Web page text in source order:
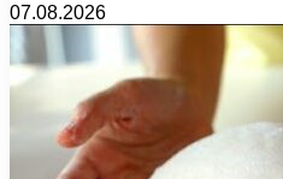
07.08.2026